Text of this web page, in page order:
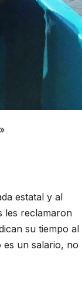
estatal y al
les reclamaron
su tiempo al
un salario, no